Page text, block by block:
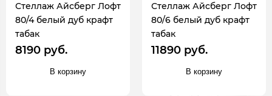
Стеллаж Айсберг Лофт
80/4 белый дуб крафт
табак
8190 руб.
В корзину
Стеллаж Айсберг Лофт
80/6 белый дуб крафт
табак
11890 руб.
В корзину